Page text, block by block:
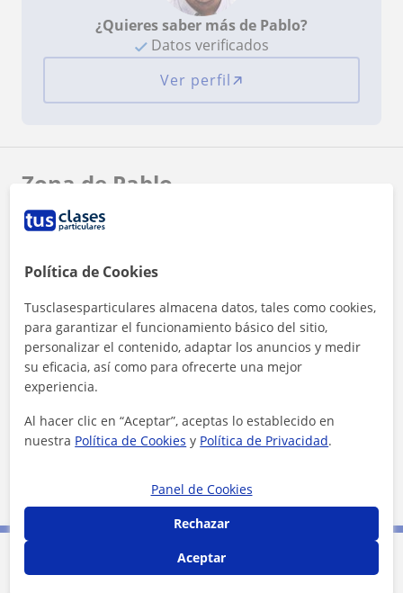
¿Quieres saber más de Pablo?
Datos verificados
Ver perfil
Zona de Pablo
Localidades a las que se desplaza para dar clase
Sagunto
Faura
Canet D'En Berenguer
Puçol
+ −
Leaflet| ©OpenStreetMap
Contacta con Pablo
Política de Cookies
Tusclasesparticulares almacena datos, tales como cookies,
para garantizar el funcionamiento básico del sitio,
personalizar el contenido, adaptar los anuncios y medir
su eficacia, así como para ofrecerte una mejor
experiencia.
Al hacer clic en “Aceptar”, aceptas lo establecido en
nuestra Política de Cookies y Política de Privacidad.
Panel de Cookies
Rechazar
Aceptar